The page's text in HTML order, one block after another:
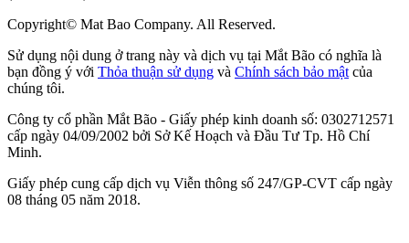
Copyright© Mat Bao Company. All Reserved.
Sử dụng nội dung ở trang này và dịch vụ tại Mắt Bão có nghĩa là
bạn đồng ý với Thỏa thuận sử dụng và Chính sách bảo mật của
chúng tôi.
Công ty cổ phần Mắt Bão - Giấy phép kinh doanh số: 0302712571
cấp ngày 04/09/2002 bởi Sở Kế Hoạch và Đầu Tư Tp. Hồ Chí
Minh.
Giấy phép cung cấp dịch vụ Viễn thông số 247/GP-CVT cấp ngày
08 tháng 05 năm 2018.